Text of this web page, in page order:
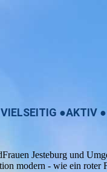
VIELSEITIG ●AKTIV
Jesteburg und
modern - wie ein roter